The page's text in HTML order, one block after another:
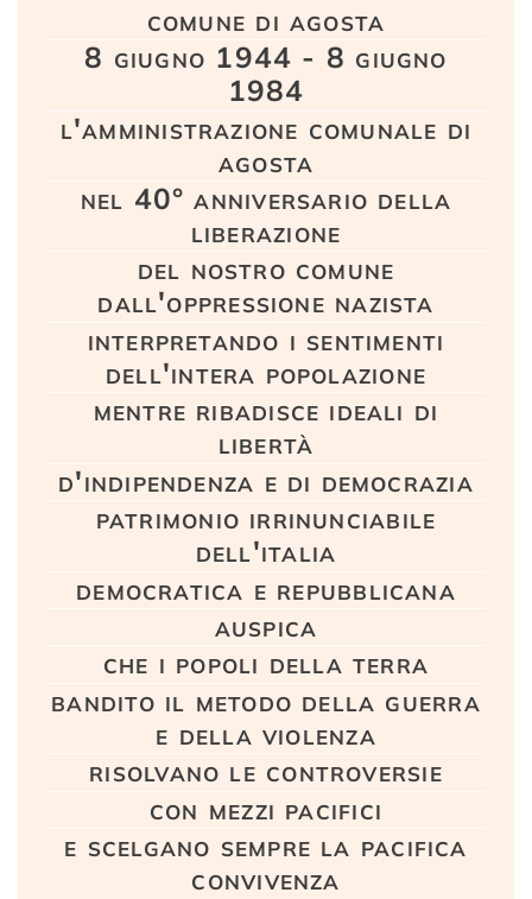
comune di agosta
8 giugno 1944 - 8 giugno
1984
l'amministrazione comunale di
agosta
nel 40° anniversario della
liberazione
del nostro comune
dall'oppressione nazista
interpretando i sentimenti
dell'intera popolazione
mentre ribadisce ideali di
libertà
d'indipendenza e di democrazia
patrimonio irrinunciabile
dell'italia
democratica e repubblicana
auspica
che i popoli della terra
bandito il metodo della guerra
e della violenza
risolvano le controversie
con mezzi pacifici
e scelgano sempre la pacifica
convivenza